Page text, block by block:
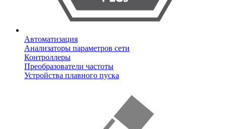
Автоматизация
Анализаторы параметров сети
Контроллеры
Преобразователи частоты
Устройства плавного пуска